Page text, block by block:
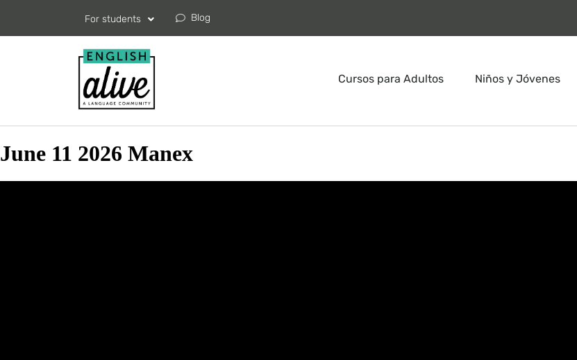
For students Blog
Cursos para Adultos Niños y Jóvenes
June 11 2026 Manex